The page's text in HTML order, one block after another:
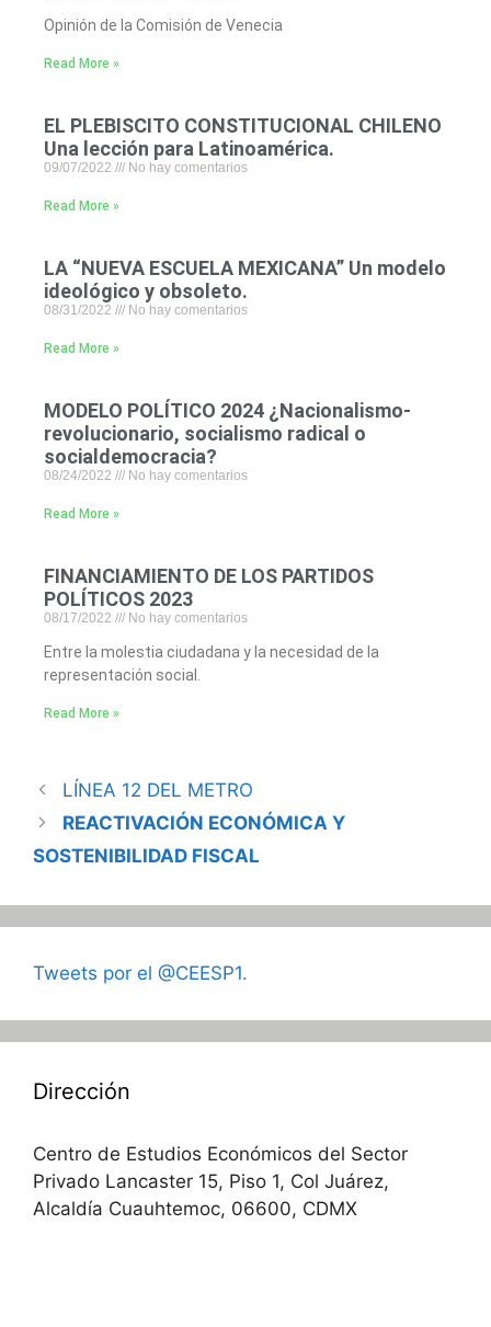
Opinión de la Comisión de Venecia
Read More »
EL PLEBISCITO CONSTITUCIONAL CHILENO
Una lección para Latinoamérica.
09/07/2022 No hay comentarios
Read More »
LA “NUEVA ESCUELA MEXICANA” Un modelo
ideológico y obsoleto.
08/31/2022 No hay comentarios
Read More »
MODELO POLÍTICO 2024 ¿Nacionalismo-
revolucionario, socialismo radical o
socialdemocracia?
08/24/2022 No hay comentarios
Read More »
FINANCIAMIENTO DE LOS PARTIDOS
POLÍTICOS 2023
08/17/2022 No hay comentarios
Entre la molestia ciudadana y la necesidad de la
representación social.
Read More »
LÍNEA 12 DEL METRO
REACTIVACIÓN ECONÓMICA Y
SOSTENIBILIDAD FISCAL
Tweets por el @CEESP1.
Dirección
Centro de Estudios Económicos del Sector
Privado Lancaster 15, Piso 1, Col Juárez,
Alcaldía Cuauhtemoc, 06600, CDMX